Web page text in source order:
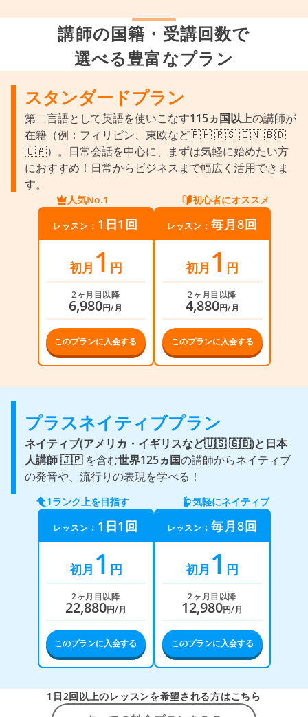
講師の国籍・受講回数で
選べる豊富なプラン
スタンダードプラン
第二言語として英語を使いこなす115ヵ国以上の講師が
在籍（例：フィリピン、東欧など🇵🇭 🇷🇸 🇮🇳 🇧🇩
🇺🇦）。日常会話を中心に、まずは気軽に始めたい方
におすすめ！日常からビジネスまで幅広く活用できま
す。
人気No.1 初心者にオススメ
レッスン： 1日1回
初月 1 円
2ヶ月目以降
6,980円/月
このプランに入会する
レッスン：毎月8回
初月 1 円
2ヶ月目以降
4,880円/月
このプランに入会する
プラスネイティブプラン
ネイティブ(アメリカ・イギリスなど🇺🇸 🇬🇧)と日本
人講師 🇯🇵 を含む世界125ヵ国の講師からネイティブ
の発音や、流行りの表現を学べる！
1ランク上を目指す 気軽にネイティブ
レッスン： 1日1回
初月 1 円
2ヶ月目以降
22,880円/月
このプランに入会する
レッスン：毎月8回
初月 1 円
2ヶ月目以降
12,980円/月
このプランに入会する
1日2回以上のレッスンを希望される方はこちら